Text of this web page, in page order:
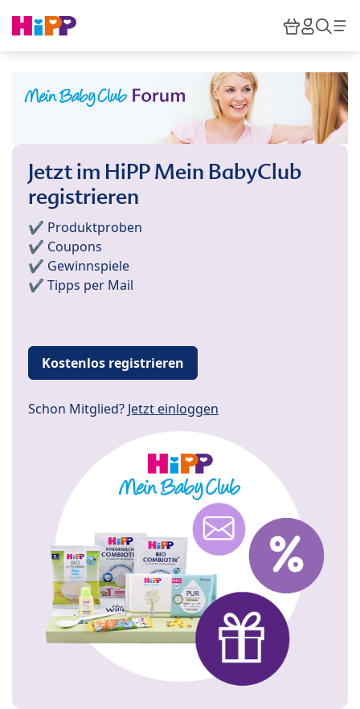
HiPP
Jetzt im HiPP Mein BabyClub
registrieren
✔️ Produktproben
✔️ Coupons
✔️ Gewinnspiele
✔️ Tipps per Mail
Kostenlos registrieren
Schon Mitglied? Jetzt einloggen